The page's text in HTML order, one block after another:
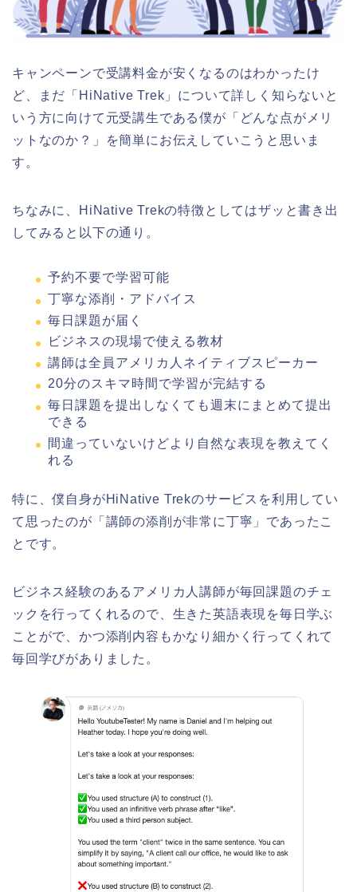
キャンペーンで受講料金が安くなるのはわかったけ
ど、まだ「HiNative Trek」について詳しく知らないと
いう方に向けて元受講生である僕が「どんな点がメリ
ットなのか？」を簡単にお伝えしていこうと思いま
す。
ちなみに、HiNative Trekの特徴としてはザッと書き出
してみると以下の通り。
予約不要で学習可能
丁寧な添削・アドバイス
毎日課題が届く
ビジネスの現場で使える教材
講師は全員アメリカ人ネイティブスピーカー
20分のスキマ時間で学習が完結する
毎日課題を提出しなくても週末にまとめて提出
できる
間違っていないけどより自然な表現を教えてく
れる
特に、僕自身がHiNative Trekのサービスを利用してい
て思ったのが「講師の添削が非常に丁寧」であったこ
とです。
ビジネス経験のあるアメリカ人講師が毎回課題のチェ
ックを行ってくれるので、生きた英語表現を毎日学ぶ
ことがで、かつ添削内容もかなり細かく行ってくれて
毎回学びがありました。